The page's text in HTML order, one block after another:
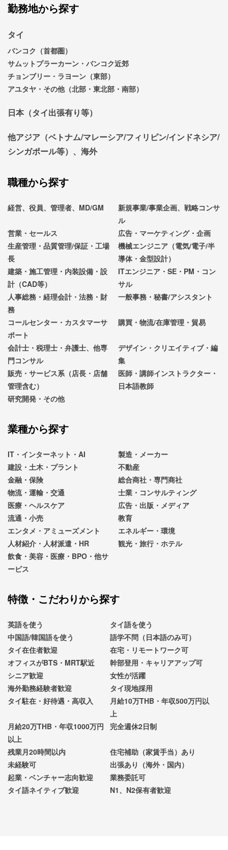
勤務地から探す
タイ
バンコク（首都圏）
サムットプラーカーン・バンコク近郊
チョンブリー・ラヨーン（東部）
アユタヤ・その他（北部・東北部・南部）
日本（タイ出張有り等）
他アジア（ベトナム/マレーシア/フィリピン/インドネシア/
シンガポール等）、海外
職種から探す
経営、役員、管理者、MD/GM
新規事業/事業企画、戦略コンサ
ル
営業・セールス
広告・マーケティング・企画
生産管理・品質管理/保証・工場
長
機械エンジニア（電気/電子/半
導体・金型設計）
建築・施工管理・内装設備・設
計（CAD等）
ITエンジニア・SE・PM・コン
サル
人事総務・経理会計・法務・財
務
一般事務・秘書/アシスタント
コールセンター・カスタマーサ
ポート
購買・物流/在庫管理・貿易
会計士・税理士・弁護士、他専
門コンサル
デザイン・クリエイティブ・編
集
販売・サービス系（店長・店舗
管理含む）
医師・講師インストラクター・
日本語教師
研究開発・その他
業種から探す
IT・インターネット・AI
製造・メーカー
建設・土木・プラント
不動産
金融・保険
総合商社・専門商社
物流・運輸・交通
士業・コンサルティング
医療・ヘルスケア
広告・出版・メディア
流通・小売
教育
エンタメ・アミューズメント
エネルギー・環境
人材紹介・人材派遣・HR
観光・旅行・ホテル
飲食・美容・医療・BPO・他サ
ービス
特徴・こだわりから探す
英語を使う
タイ語を使う
中国語/韓国語を使う
語学不問（日本語のみ可）
タイ在住者歓迎
在宅・リモートワーク可
オフィスがBTS・MRT駅近
幹部登用・キャリアアップ可
シニア歓迎
女性が活躍
海外勤務経験者歓迎
タイ現地採用
タイ駐在・好待遇・高収入
月給10万THB・年収500万円以
上
月給20万THB・年収1000万円
以上
完全週休2日制
残業月20時間以内
住宅補助（家賃手当）あり
未経験可
出張あり（海外・国内）
起業・ベンチャー志向歓迎
業務委託可
タイ語ネイティブ歓迎
N1、N2保有者歓迎